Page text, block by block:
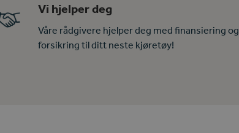
Vi hjelper deg
Våre rådgivere hjelper deg med finansiering og
forsikring til ditt neste kjøretøy!